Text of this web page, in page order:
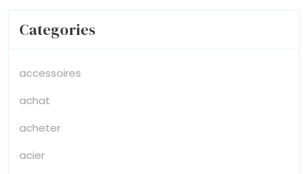
Categories
accessoires
achat
acheter
acier